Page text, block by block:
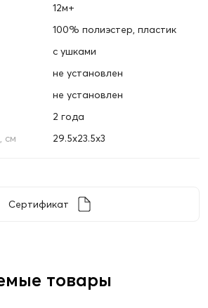
12м+
100% полиэстер, пластик
с ушками
не установлен
не установлен
2 года
см
29.5х23.5х3
Сертификат
товары